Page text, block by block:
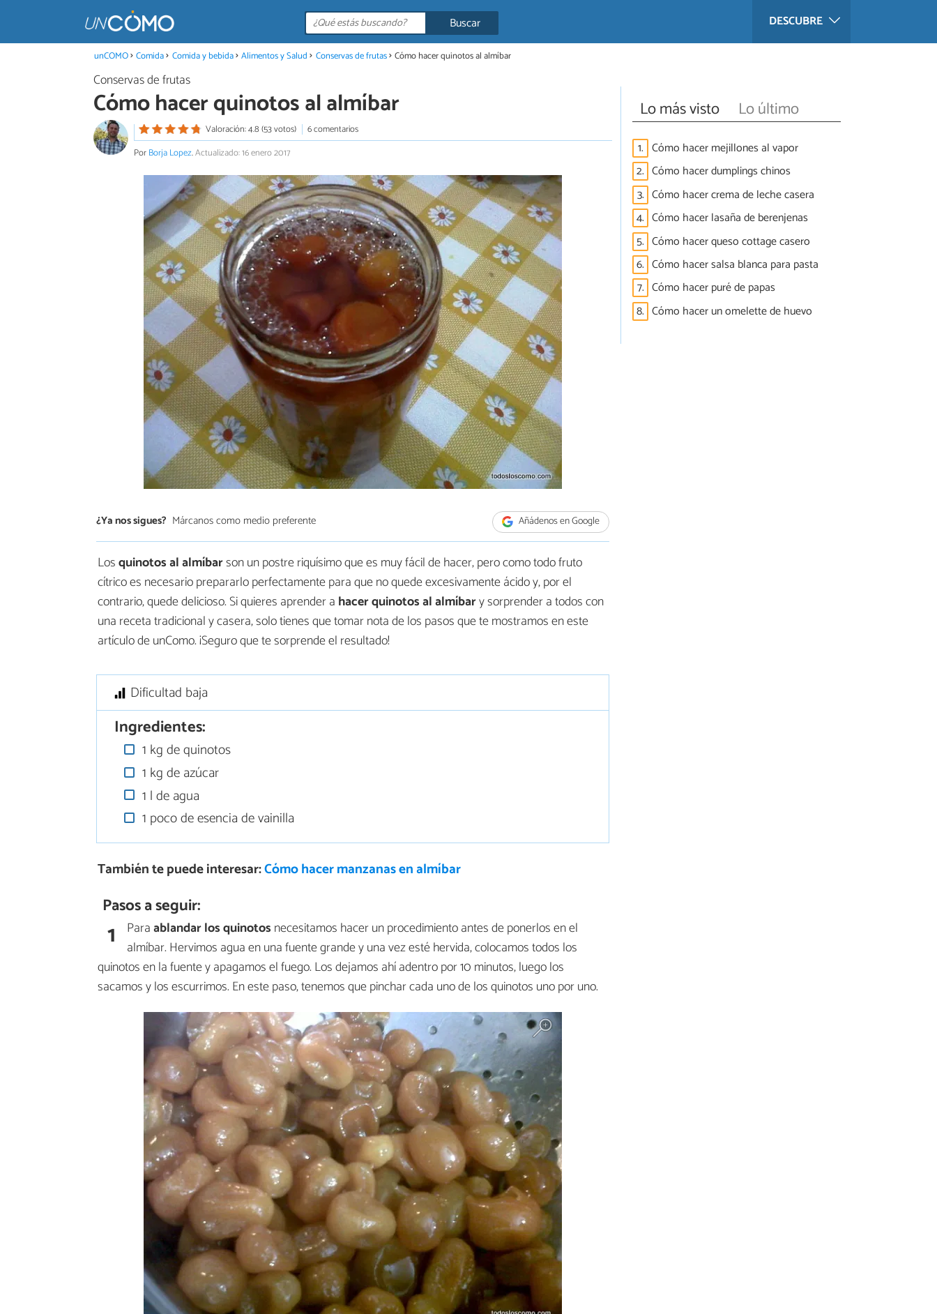
DESCUBRE
Buscar
unCOMO Comida Comida y bebida Alimentos y Salud Conservas de frutas Cómo hacer quinotos al almíbar
Conservas de frutas
Cómo hacer quinotos al almíbar
Valoración: 4.8 (53 votos)
6 comentarios
PorBorja Lopez.Actualizado: 16 enero 2017
¿Ya nos sigues? Márcanos como medio preferente Añádenos en Google
Losquinotos al almíbarson un postre riquísimo que es muy fácil de hacer, pero como todo fruto
cítrico es necesario prepararlo perfectamente para que no quede excesivamente ácido y, por el
contrario, quede delicioso. Si quieres aprender a hacer quinotos al almíbary sorprender a todos con
una receta tradicional y casera, solo tienes que tomar nota de los pasos que te mostramos en este
artículo de unComo. ¡Seguro que te sorprende el resultado!
Dificultad baja
Ingredientes:
1 kg de quinotos
1 kg de azúcar
1 l de agua
1 poco de esencia de vainilla
También te puede interesar:Cómo hacer manzanas en almíbar
Pasos a seguir:
1 Paraablandar los quinotos necesitamos hacer un procedimiento antes de ponerlos en el
almíbar. Hervimos agua en una fuente grande y una vez esté hervida, colocamos todos los
quinotos en la fuente y apagamos el fuego. Los dejamos ahí adentro por 10 minutos, luego los
sacamos y los escurrimos. En este paso, tenemos que pinchar cada uno de los quinotos uno por uno.
Lo más visto Lo último
1. Cómo hacer mejillones al vapor
2. Cómo hacer dumplings chinos
3. Cómo hacer crema de leche casera
4. Cómo hacer lasaña de berenjenas
5. Cómo hacer queso cottage casero
6. Cómo hacer salsa blanca para pasta
7. Cómo hacer puré de papas
8. Cómo hacer un omelette de huevo